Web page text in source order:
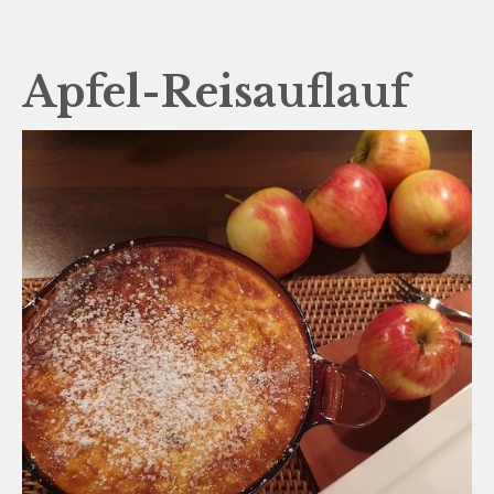
Apfel-Reisauflauf